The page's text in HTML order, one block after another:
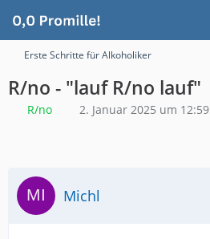
Erste Schritte für Alkoholiker
R/no - "lauf R/no lauf"
R/no 2. Januar 2025 um 12:59
Michl